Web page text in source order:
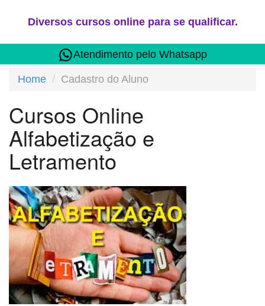
Atendimento pelo Whatsapp
Diversos cursos online para se qualificar.
Home Cadastro do Aluno
Cursos Online
Alfabetização e
Letramento